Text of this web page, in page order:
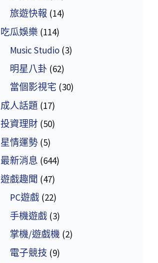
旅遊快報 (14)
吃瓜娛樂 (114)
Music Studio (3)
明星八卦 (62)
當個影視宅 (30)
成人話題 (17)
投資理財 (50)
星情運勢 (5)
最新消息 (644)
遊戲趣聞 (47)
PC遊戲 (22)
手機遊戲 (3)
掌機/遊戲機 (2)
電子競技 (9)